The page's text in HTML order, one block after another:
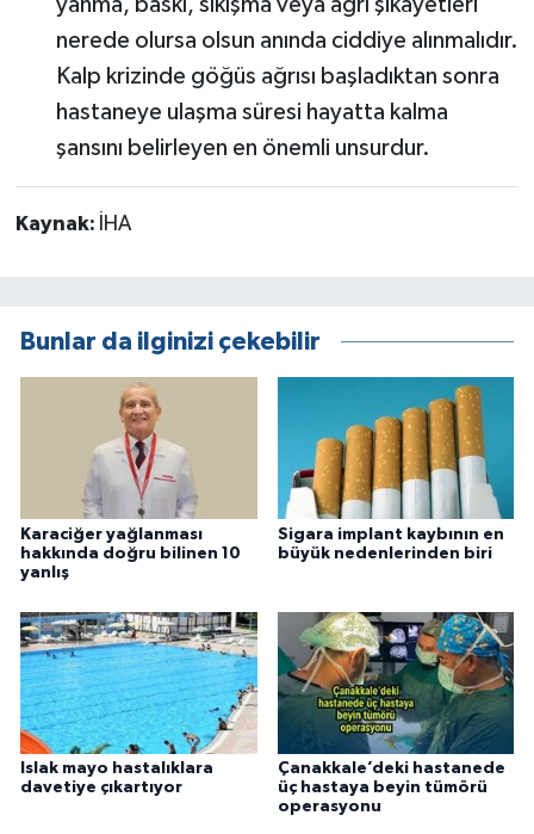
nerede olursa olsun anında ciddiye alınmalıdır.
Kalp krizinde göğüs ağrısı başladıktan sonra
hastaneye ulaşma süresi hayatta kalma
şansını belirleyen en önemli unsurdur.
Kaynak: İHA
Bunlar da ilginizi çekebilir
Karaciğer yağlanması
hakkında doğru bilinen 10
yanlış
Sigara implant kaybının en
büyük nedenlerinden biri
Islak mayo hastalıklara
davetiye çıkartıyor
Çanakkale’deki hastanede
üç hastaya beyin tümörü
operasyonu